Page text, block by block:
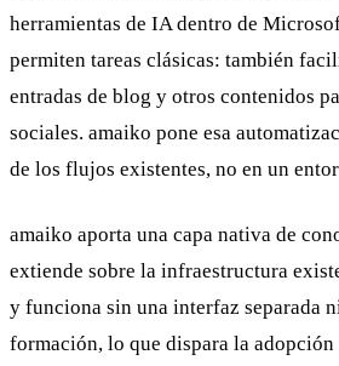
herramientas de IA dentro de
permiten tareas clásicas: también
entradas de blog y otros contenidos
sociales. amaiko pone esa
de los flujos existentes, no en un
amaiko aporta una capa nativa de
extiende sobre la infraestructura
y funciona sin una interfaz separada
formación, lo que dispara la adopción